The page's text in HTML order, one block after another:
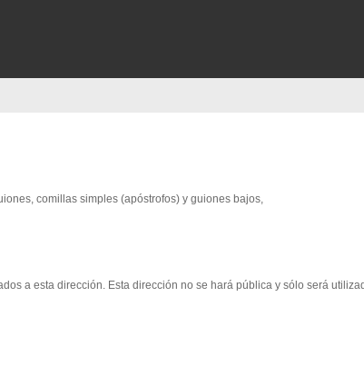
comillas simples (apóstrofos) y guiones bajos,
a esta dirección. Esta dirección no se hará pública y sólo será